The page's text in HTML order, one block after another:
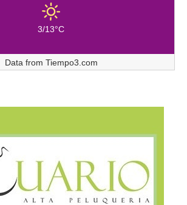
3/13°C
Data from Tiempo3.com